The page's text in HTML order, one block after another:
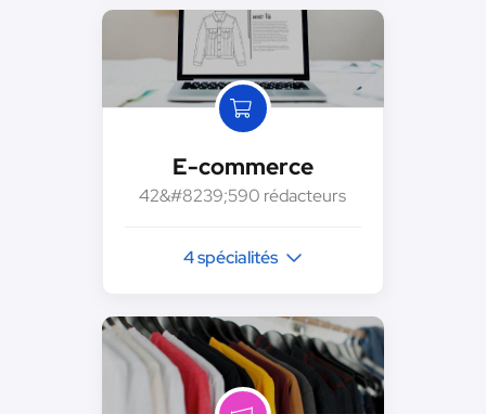
E-commerce
42&#8239;590 rédacteurs
4 spécialités